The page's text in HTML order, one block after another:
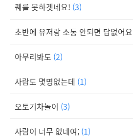
퀘를 못하겟네요! (3)
초반에 유저랑 소통 안되면 답없어요
아무리봐도 (2)
사람도 몇명없는데 (1)
오토기차놀이 (3)
사람이 너무 없네여; (1)